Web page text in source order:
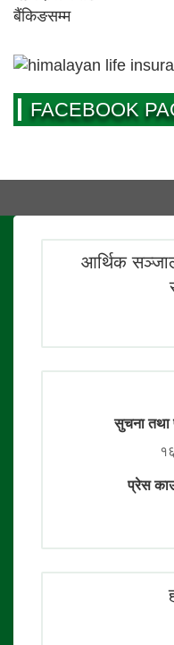
FACEBOOK
आर्थिक सञ्जाल
सुचना तथा
प्रेस